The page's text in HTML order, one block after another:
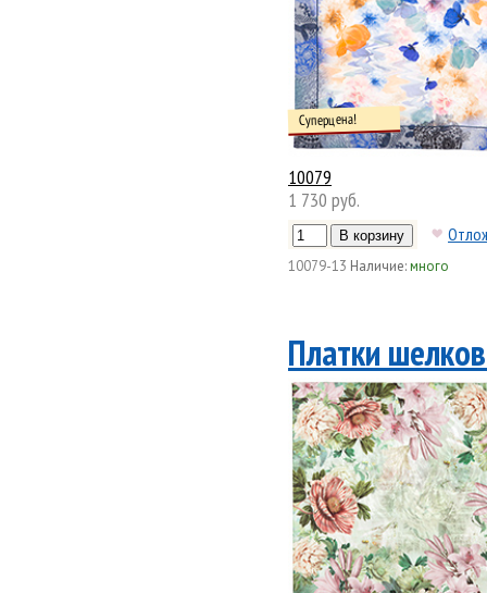
10079
Суперцена!
1 730 руб.
10079-13 Наличие:много
Платки